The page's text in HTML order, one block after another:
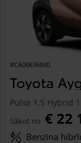
#CA00636840
Toyota
Pulse 1.5 Hybrid
Sākot no € 22
Benzīna